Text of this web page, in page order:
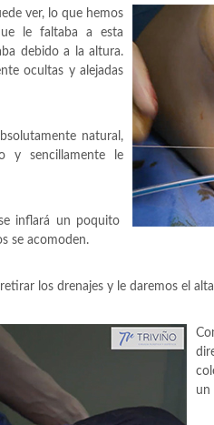
ver, lo que hemos
le faltaba a esta
debido a la altura.
ocultas y alejadas
natural,
y sencillamente le
inflará un poquito
se acomoden.
los drenajes y le daremos el
un